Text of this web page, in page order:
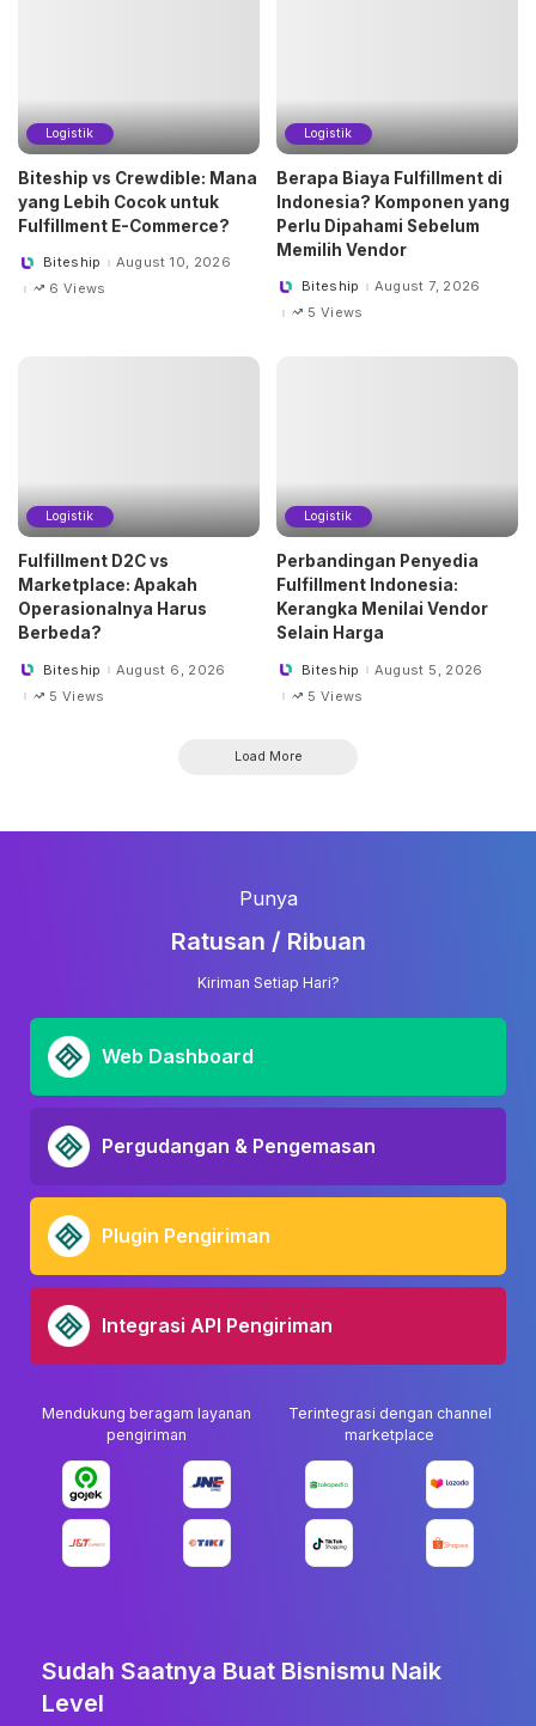
Logistik
Biteship vs Crewdible: Mana
yang Lebih Cocok untuk
Fulfillment E-Commerce?
PostedBiteship
August 10, 2026
6 Views
Logistik
Berapa Biaya Fulfillment di
Indonesia? Komponen yang
Perlu Dipahami Sebelum
Memilih Vendor
PostedBiteship
August 7, 2026
5 Views
Logistik
Fulfillment D2C vs
Marketplace: Apakah
Operasionalnya Harus
Berbeda?
PostedBiteship
August 6, 2026
5 Views
Logistik
Perbandingan Penyedia
Fulfillment Indonesia:
Kerangka Menilai Vendor
Selain Harga
PostedBiteship
August 5, 2026
5 Views
Load More
Punya
Ratusan / Ribuan
Kiriman Setiap Hari?
Web Dashboard
Pergudangan & Pengemasan
Plugin Pengiriman
Integrasi API Pengiriman
Mendukung beragam layanan
pengiriman
Terintegrasi dengan channel
marketplace
Sudah Saatnya Buat Bisnismu Naik
Level